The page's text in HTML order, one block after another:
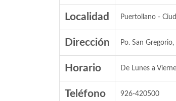
Localidad Puertollano -
Dirección Po. San Gregorio,
Horario De Lunes a
Teléfono 926-420500